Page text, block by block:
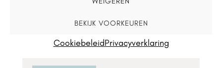
BEKIJK VOORKEUREN
CookiebeleidPrivacyverklaring
gaat het sneller.